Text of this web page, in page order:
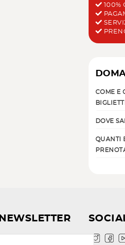
100%
COME E
DOVE
QUANTI
NEWSLETTER